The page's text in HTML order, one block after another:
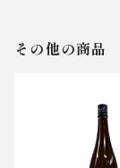
その他の商品